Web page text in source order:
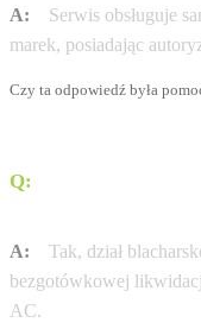
A:
Serwis obsługuje
marek, posiadając
Czy ta odpowiedź była
Q:
A:
Tak, dział
bezgotówkowej
AC.